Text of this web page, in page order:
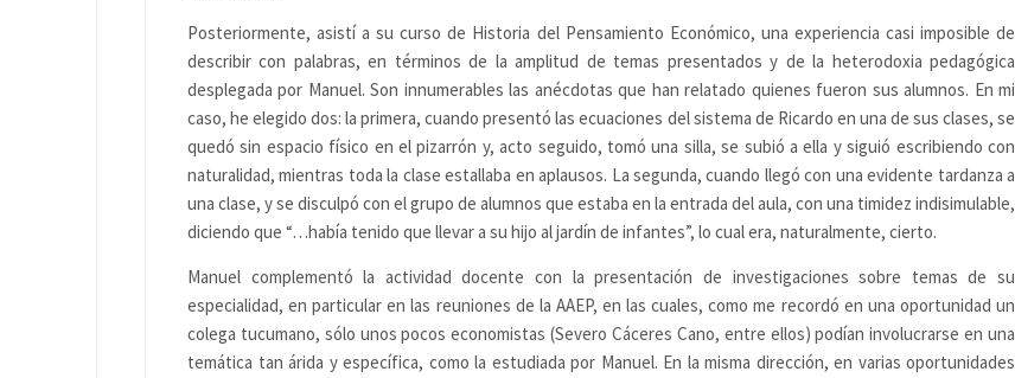
Posteriormente, asistí a su curso de Historia del Pensamiento Económico, una experiencia casi imposible de
describir con palabras, en términos de la amplitud de temas presentados y de la heterodoxia pedagógica
desplegada por Manuel. Son innumerables las anécdotas que han relatado quienes fueron sus alumnos. En mi
caso, he elegido dos: la primera, cuando presentó las ecuaciones del sistema de Ricardo en una de sus clases, se
quedó sin espacio físico en el pizarrón y, acto seguido, tomó una silla, se subió a ella y siguió escribiendo con
naturalidad, mientras toda la clase estallaba en aplausos. La segunda, cuando llegó con una evidente tardanza a
una clase, y se disculpó con el grupo de alumnos que estaba en la entrada del aula, con una timidez indisimulable,
diciendo que “…había tenido que llevar a su hijo al jardín de infantes”, lo cual era, naturalmente, cierto.
Manuel complementó la actividad docente con la presentación de investigaciones sobre temas de su
especialidad, en particular en las reuniones de la AAEP, en las cuales, como me recordó en una oportunidad un
colega tucumano, sólo unos pocos economistas (Severo Cáceres Cano, entre ellos) podían involucrarse en una
temática tan árida y específica, como la estudiada por Manuel. En la misma dirección, en varias oportunidades